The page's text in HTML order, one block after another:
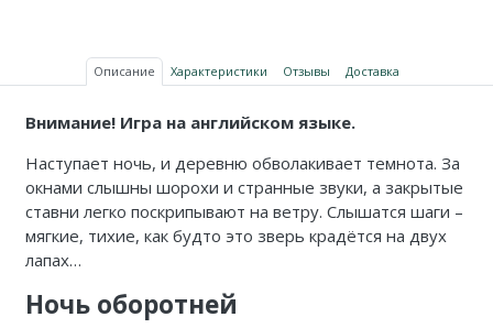
Описание Характеристики Отзывы Доставка
Внимание! Игра на английском языке.
Наступает ночь, и деревню обволакивает темнота. За
окнами слышны шорохи и странные звуки, а закрытые
ставни легко поскрипывают на ветру. Слышатся шаги –
мягкие, тихие, как будто это зверь крадётся на двух
лапах…
Ночь оборотней